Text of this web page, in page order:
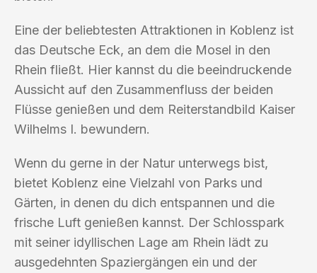
Eine der beliebtesten Attraktionen in Koblenz ist
das Deutsche Eck, an dem die Mosel in den
Rhein fließt. Hier kannst du die beeindruckende
Aussicht auf den Zusammenfluss der beiden
Flüsse genießen und dem Reiterstandbild Kaiser
Wilhelms I. bewundern.
Wenn du gerne in der Natur unterwegs bist,
bietet Koblenz eine Vielzahl von Parks und
Gärten, in denen du dich entspannen und die
frische Luft genießen kannst. Der Schlosspark
mit seiner idyllischen Lage am Rhein lädt zu
ausgedehnten Spaziergängen ein und der